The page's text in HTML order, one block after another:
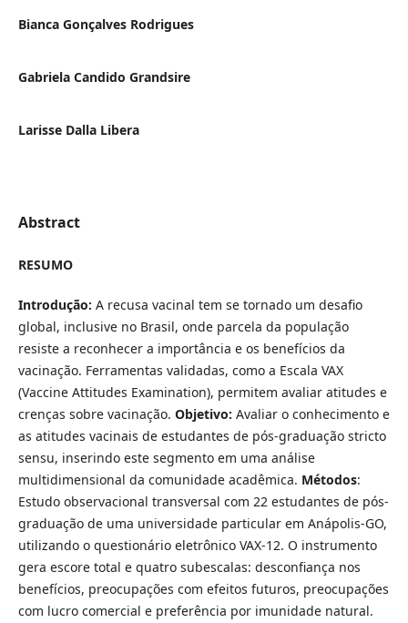
Bianca Gonçalves Rodrigues
Gabriela Candido Grandsire
Larisse Dalla Libera
Abstract
RESUMO
Introdução: A recusa vacinal tem se tornado um desafio
global, inclusive no Brasil, onde parcela da população
resiste a reconhecer a importância e os benefícios da
vacinação. Ferramentas validadas, como a Escala VAX
(Vaccine Attitudes Examination), permitem avaliar atitudes e
crenças sobre vacinação. Objetivo: Avaliar o conhecimento e
as atitudes vacinais de estudantes de pós-graduação stricto
sensu, inserindo este segmento em uma análise
multidimensional da comunidade acadêmica. Métodos:
Estudo observacional transversal com 22 estudantes de pós-
graduação de uma universidade particular em Anápolis-GO,
utilizando o questionário eletrônico VAX-12. O instrumento
gera escore total e quatro subescalas: desconfiança nos
benefícios, preocupações com efeitos futuros, preocupações
com lucro comercial e preferência por imunidade natural.